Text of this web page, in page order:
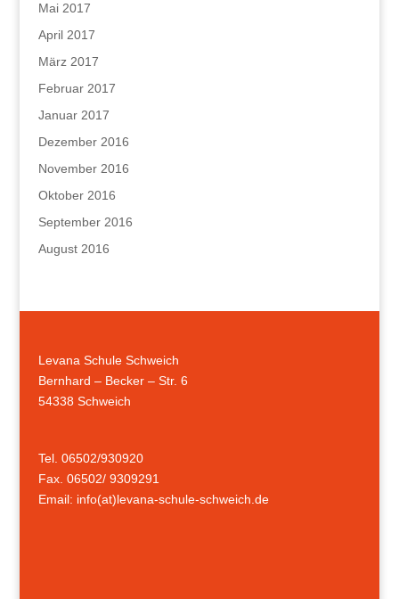
Mai 2017
April 2017
März 2017
Februar 2017
Januar 2017
Dezember 2016
November 2016
Oktober 2016
September 2016
August 2016
Levana Schule Schweich
Bernhard – Becker – Str. 6
54338 Schweich
Tel. 06502/930920
Fax. 06502/ 9309291
Email: info(at)levana-schule-schweich.de